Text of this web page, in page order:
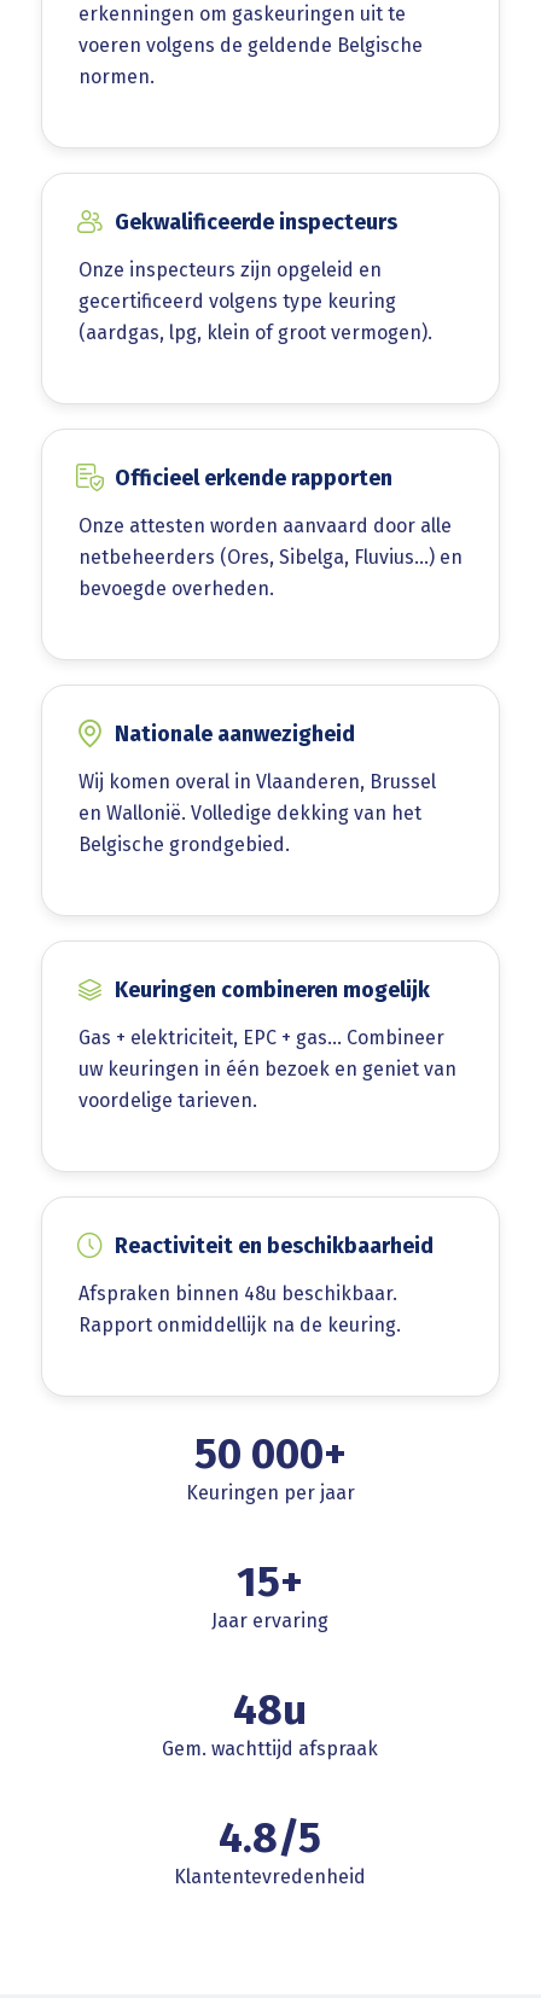
erkenningen om gaskeuringen uit te
voeren volgens de geldende Belgische
normen.
Gekwalificeerde inspecteurs
Onze inspecteurs zijn opgeleid en
gecertificeerd volgens type keuring
(aardgas, lpg, klein of groot vermogen).
Officieel erkende rapporten
Onze attesten worden aanvaard door alle
netbeheerders (Ores, Sibelga, Fluvius…) en
bevoegde overheden.
Nationale aanwezigheid
Wij komen overal in Vlaanderen, Brussel
en Wallonië. Volledige dekking van het
Belgische grondgebied.
Keuringen combineren mogelijk
Gas + elektriciteit, EPC + gas… Combineer
uw keuringen in één bezoek en geniet van
voordelige tarieven.
Reactiviteit en beschikbaarheid
Afspraken binnen 48u beschikbaar.
Rapport onmiddellijk na de keuring.
50 000+
Keuringen per jaar
15+
Jaar ervaring
48u
Gem. wachttijd afspraak
4.8/5
Klantentevredenheid